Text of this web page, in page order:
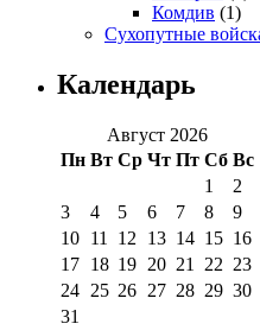
Комдив (1)
Сухопутные
Календарь
Август 2026
Пн Вт Ср Чт Пт Сб Вс
1
2
3
4 5 6 7 8
9
10 11 12 13 14 15 16
17 18 19 20 21 22 23
24 25 26 27 28 29 30
31